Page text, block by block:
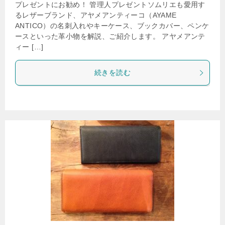
プレゼントにお勧め！ 管理人プレゼントソムリエも愛用す
るレザーブランド、アヤメアンティーコ（AYAME
ANTICO）の名刺入れやキーケース、ブックカバー、ペンケ
ースといった革小物を解説、ご紹介します。 アヤメアンテ
ィー […]
続きを読む